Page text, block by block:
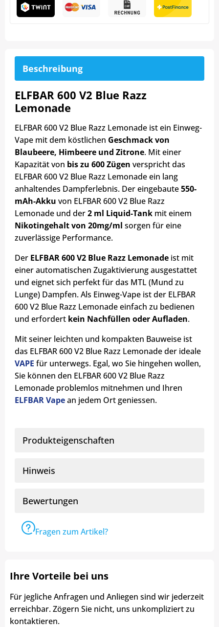
Beschreibung
ELFBAR 600 V2 Blue Razz
Lemonade
ELFBAR 600 V2 Blue Razz Lemonade ist ein Einweg-
Vape mit dem köstlichen Geschmack von
Blaubeere, Himbeere und Zitrone. Mit einer
Kapazität von bis zu 600 Zügen verspricht das
ELFBAR 600 V2 Blue Razz Lemonade ein lang
anhaltendes Dampferlebnis. Der eingebaute550-
mAh-Akku von ELFBAR 600 V2 Blue Razz
Lemonade und der2 ml Liquid-Tank mit einem
Nikotingehalt von 20mg/ml sorgen für eine
zuverlässige Performance.
Der ELFBAR 600 V2 Blue Razz Lemonade ist mit
einer automatischen Zugaktivierung ausgestattet
und eignet sich perfekt für das MTL (Mund zu
Lunge) Dampfen. Als Einweg-Vape ist der ELFBAR
600 V2 Blue Razz Lemonade einfach zu bedienen
und erfordert kein Nachfüllen oder Aufladen.
Mit seiner leichten und kompakten Bauweise ist
das ELFBAR 600 V2 Blue Razz Lemonade der ideale
VAPE für unterwegs. Egal, wo Sie hingehen wollen,
Sie können den ELFBAR 600 V2 Blue Razz
Lemonade problemlos mitnehmen und Ihren
ELFBAR Vapean jedem Ort geniessen.
Produkteigenschaften
Hinweis
Bewertungen
Fragen zum Artikel?
Ihre Vorteile bei uns
Für jegliche Anfragen und Anliegen sind wir jederzeit
erreichbar. Zögern Sie nicht, uns unkompliziert zu
kontaktieren.